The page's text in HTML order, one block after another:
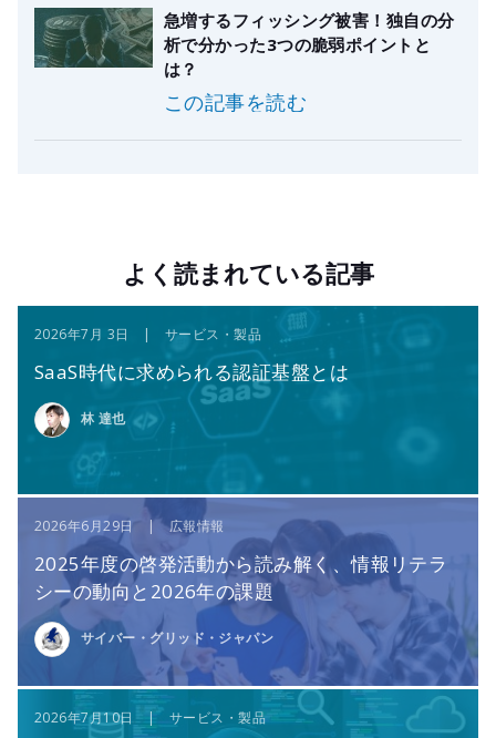
急増するフィッシング被害！独自の分
析で分かった3つの脆弱ポイントと
は？
この記事を読む
よく読まれている記事
2026年7月 3日 | サービス・製品
SaaS時代に求められる認証基盤とは
林 達也
2026年6月29日 | 広報情報
2025年度の啓発活動から読み解く、情報リテラ
シーの動向と2026年の課題
サイバー・グリッド・ジャパン
2026年7月10日 | サービス・製品